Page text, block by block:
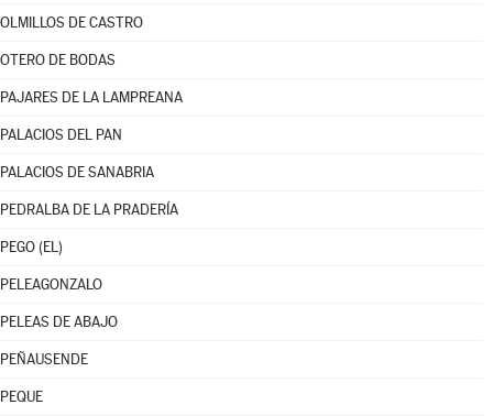
OLMILLOS DE CASTRO
OTERO DE BODAS
PAJARES DE LA LAMPREANA
PALACIOS DEL PAN
PALACIOS DE SANABRIA
PEDRALBA DE LA PRADERÍA
PEGO (EL)
PELEAGONZALO
PELEAS DE ABAJO
PEÑAUSENDE
PEQUE